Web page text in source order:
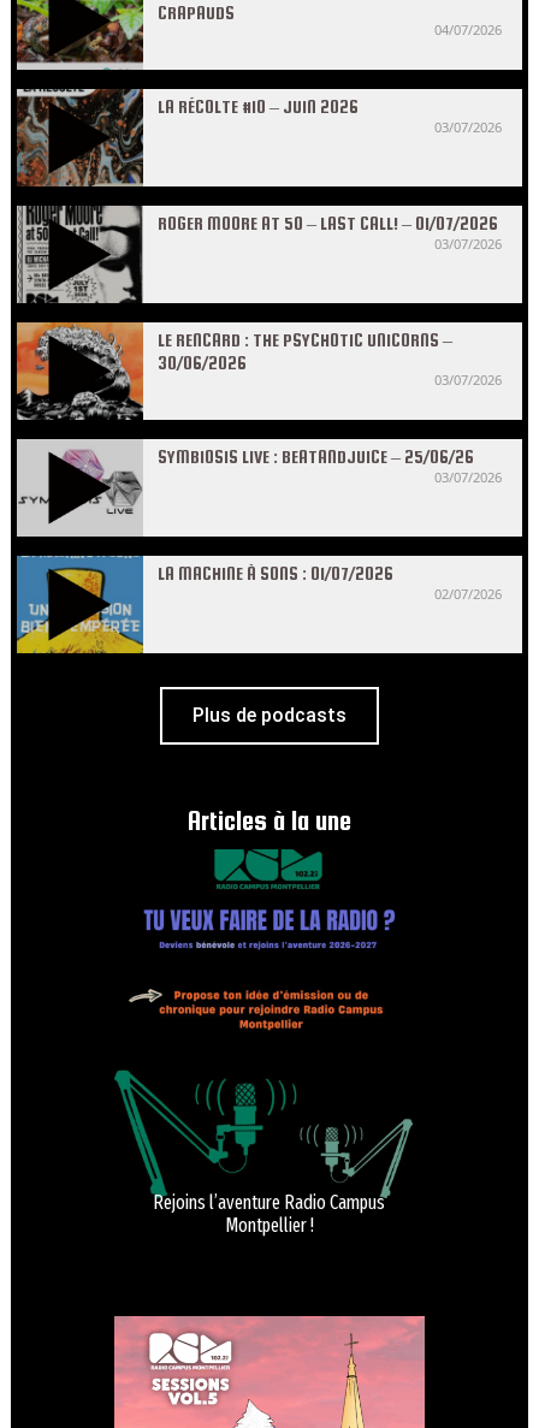
CRAPAUDS
04/07/2026
LA RÉCOLTE #10 – JUIN 2026
03/07/2026
ROGER MOORE AT 50 – LAST CALL! – 01/07/2026
03/07/2026
LE RENCARD : THE PSYCHOTIC UNICORNS –
30/06/2026
03/07/2026
SYMBIOSIS LIVE : BEATANDJUICE – 25/06/26
03/07/2026
LA MACHINE À SONS : 01/07/2026
02/07/2026
Plus de podcasts
Articles à la une
Rejoins l’aventure Radio Campus
Montpellier !